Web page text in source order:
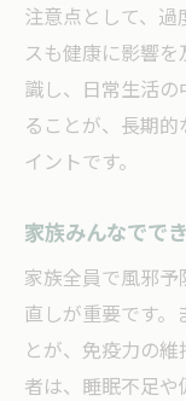
注意点として、
スも健康に影響
識し、日常生活
ることが、長期
イントです。
家族みんなでで
家族全員で風邪
直しが重要です。
とが、免疫力の
者は、睡眠不足